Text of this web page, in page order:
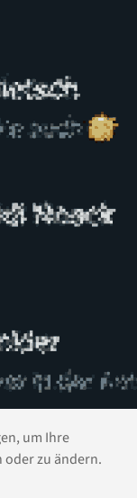
um Ihre
zu ändern.